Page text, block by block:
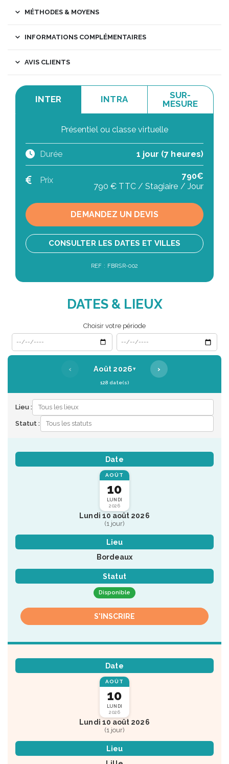
MÉTHODES & MOYENS
INFORMATIONS COMPLÉMENTAIRES
AVIS CLIENTS
INTER INTRA
SUR-
MESURE
Présentiel ou classe virtuelle
Durée 1 jour (7 heures)
Prix
790€
790 € TTC / Stagiaire / Jour
DEMANDEZ UN DEVIS
CONSULTER LES DATES ET VILLES
REF : FBRSR-002
DATES & LIEUX
Choisir votre période
Date de début
Date de fin
‹ Août 2026▾ ›
128 date(s)
Lieu :
Statut :
Date
AOÛT
10
LUNDI
2026
Lundi 10 août 2026
(1 jour)
Lieu
Bordeaux
Statut
Disponible
S'INSCRIRE
Date
AOÛT
10
LUNDI
2026
Lundi 10 août 2026
(1 jour)
Lieu